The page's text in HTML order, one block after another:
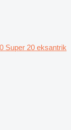
Super 20 eksantrik